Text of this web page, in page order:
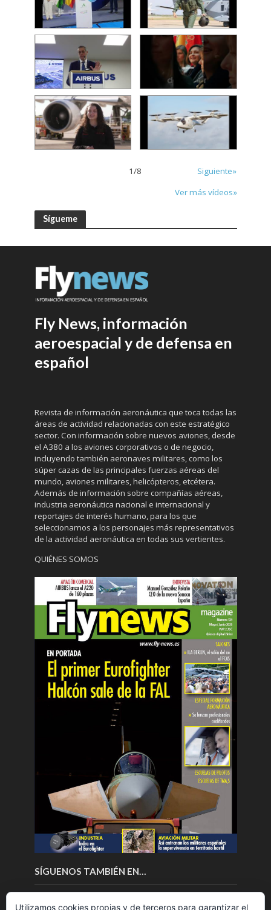
1/8
Siguiente»
Ver más vídeos»
Sígueme
Fly News, información
aeroespacial y de defensa en
español
Revista de información aeronáutica que toca todas las
áreas de actividad relacionadas con este estratégico
sector. Con información sobre nuevos aviones, desde
el A380 a los aviones corporativos o de negocio,
incluyendo también aeronaves militares, como los
súper cazas de las principales fuerzas aéreas del
mundo, aviones militares, helicópteros, etcétera.
Además de información sobre compañías aéreas,
industria aeronáutica nacional e internacional y
reportajes de interés humano, para los que
seleccionamos a los personajes más representativos
de la actividad aeronáutica en todas sus vertientes.
QUIÉNES SOMOS
SÍGUENOS TAMBIÉN EN…
Utilizamos cookies propias y de terceros para garantizar el